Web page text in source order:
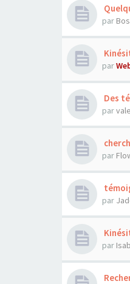
par
par
Des
par
par
par
par